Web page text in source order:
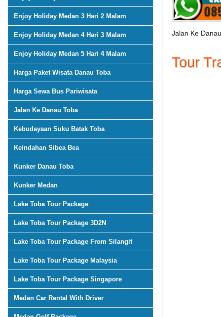
Enjoy Holiday Medan 3 Hari 2 Malam
Enjoy Holiday Medan 4 Hari 3 Malam
Enjoy Holiday Medan 5 Hari 4 Malam
Harga Paket Wisata Danau Toba
Harga Sewa Bus Pariwisata
Jalan Ke Danau Toba
Kebudayaan Suku Batak Toba
Keindahan Sibea Bea
Kunker Danau Toba
Kunker Medan
Lake Toba Tour Package
Lake Toba Tour Package 3D2N
Lake Toba Tour Package From Silangit
Lake Toba Tour Package Malaysia
Lake Toba Tour Package Singapore
Medan Car Rental With Driver
Jalan Ke
Tour